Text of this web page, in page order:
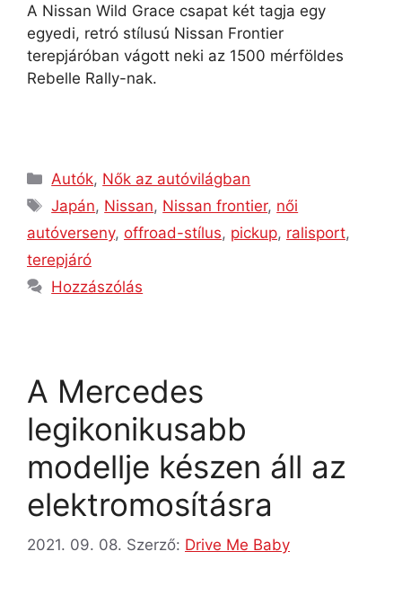
A Nissan Wild Grace csapat két tagja egy
egyedi, retró stílusú Nissan Frontier
terepjáróban vágott neki az 1500 mérföldes
Rebelle Rally-nak.
Autók, Nők az autóvilágban
Japán, Nissan, Nissan frontier, női
autóverseny, offroad-stílus, pickup, ralisport,
terepjáró
Hozzászólás
A Mercedes
legikonikusabb
modellje készen áll az
elektromosításra
2021. 09. 08. Szerző: Drive Me Baby